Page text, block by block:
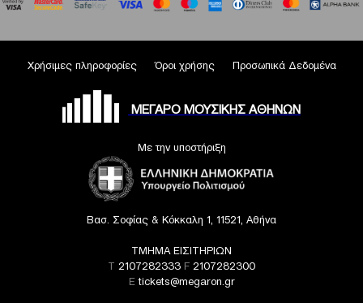
Χρήσιμες πληροφορίες Όροι χρήσης Προσωπικά Δεδομένα
ΜΕΓΑΡΟ ΜΟΥΣΙΚΗΣ ΑΘΗΝΩΝ
Με την υποστήριξη
Βασ. Σοφίας & Κόκκαλη 1, 11521, Αθήνα
ΤΜΗΜΑ ΕΙΣΙΤΗΡΙΩΝ
T 2107282333 F 2107282300
Etickets@megaron.gr